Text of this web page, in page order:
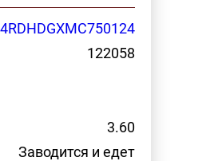
122058
3.60
Заводится и едет